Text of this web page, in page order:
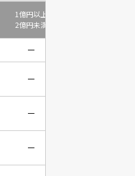
1億円以上
2億円未満
－
－
－
－